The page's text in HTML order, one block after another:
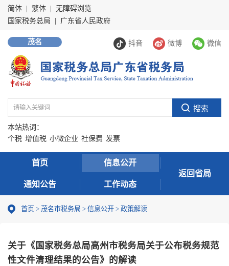
简体 繁体
无障碍浏览
国家税务总局
广东省人民政府
抖音 微博 微信
茂名
本站热词：
个税 增值税 小微企业 社保费 发票
首页 信息公开
通知公告 工作动态
返回省局
首页 > 茂名市税务局 > 信息公开 > 政策解读
关于《国家税务总局高州市税务局关于公布税务规范
性文件清理结果的公告》的解读